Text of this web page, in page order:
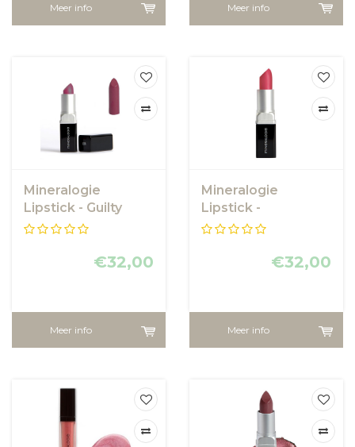
Meer info Meer info
Mineralogie
Lipstick - Guilty
Pleasure
€32,00
Meer info
Mineralogie
Lipstick -
Decadence
€32,00
Meer info